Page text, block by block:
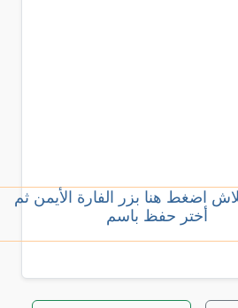
هنا بزر الفارة الأيمن ثم
حفظ باسم